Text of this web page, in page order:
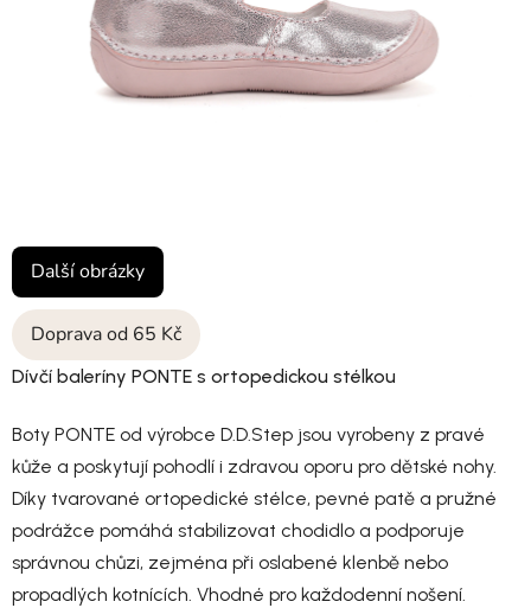
Doprava od 65 Kč
Dívčí baleríny PONTE s ortopedickou stélkou
Boty PONTE od výrobce D.D.Step jsou vyrobeny z pravé
kůže a poskytují pohodlí i zdravou oporu pro dětské nohy.
Díky tvarované ortopedické stélce, pevné patě a pružné
podrážce pomáhá stabilizovat chodidlo a podporuje
správnou chůzi, zejména při oslabené klenbě nebo
propadlých kotnících. Vhodné pro každodenní nošení.
Další obrázky